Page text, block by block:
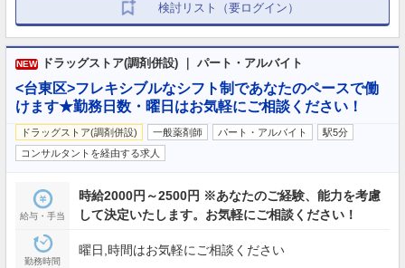
検討リスト（要ログイン）
NEW ドラッグストア(調剤併設) ｜ パート・アルバイト
<台東区>フレキシブルなシフト制であなたのペースで働
けます★勤務日数・曜日はお気軽にご相談ください！
ドラッグストア(調剤併設) 一般薬剤師 パート・アルバイト
駅5分
コンサルタントを経由する求人
給与・手当
時給2000円～2500円 ※あなたのご経験、能力を考慮
して決定いたします。お気軽にご相談ください！
勤務時間
曜日,時間はお気軽にご相談ください